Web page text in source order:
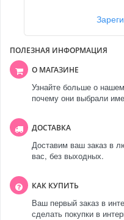
ПОЛЕЗНАЯ ИНФОРМАЦИЯ
О МАГАЗИНЕ
Узнайте больше о
почему они выбрали
ДОСТАВКА
Доставим ваш заказ в
вас, без выходных.
КАК КУПИТЬ
Ваш первый заказ в
сделать покупки в